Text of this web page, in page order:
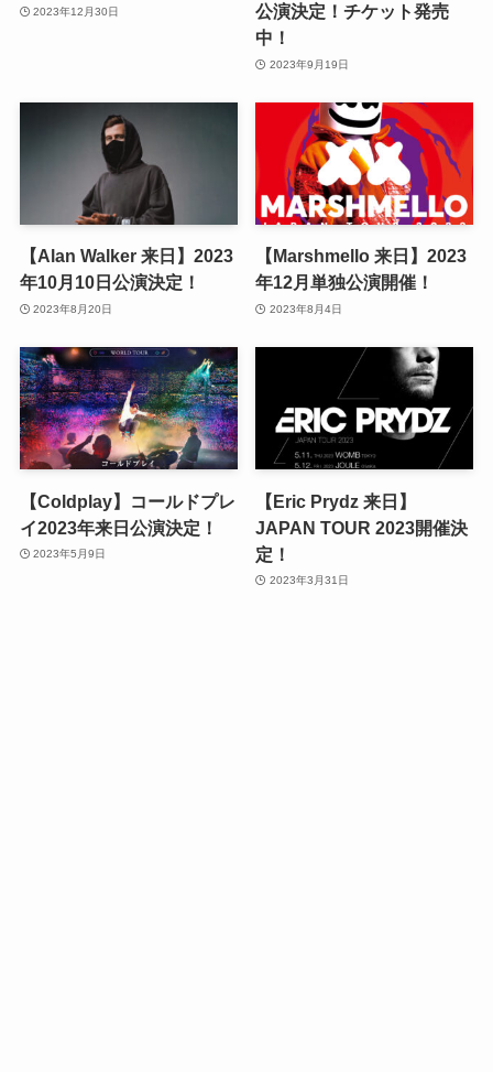
2023年12月30日
公演決定！チケット発売
中！
2023年9月19日
【Alan Walker 来日】2023
年10月10日公演決定！
2023年8月20日
【Marshmello 来日】2023
年12月単独公演開催！
2023年8月4日
【Coldplay】コールドプレ
イ2023年来日公演決定！
2023年5月9日
【Eric Prydz 来日】
JAPAN TOUR 2023開催決
定！
2023年3月31日